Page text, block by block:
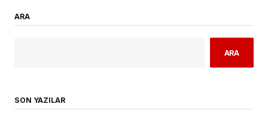
ARA
ARA
SON YAZILAR